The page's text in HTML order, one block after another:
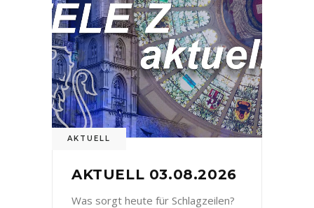
AKTUELL
AKTUELL 03.08.2026
Was sorgt heute für Schlagzeilen?